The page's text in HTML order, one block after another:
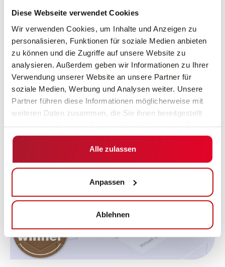
Diese Webseite verwendet Cookies
Wir verwenden Cookies, um Inhalte und Anzeigen zu
personalisieren, Funktionen für soziale Medien anbieten
zu können und die Zugriffe auf unsere Website zu
analysieren. Außerdem geben wir Informationen zu Ihrer
Verwendung unserer Website an unsere Partner für
soziale Medien, Werbung und Analysen weiter. Unsere
Partner führen diese Informationen möglicherweise mit
weiteren Daten zusammen, die Sie ihnen bereitgestellt
gesammelt haben.
Alle zulassen
Anpassen
Ablehnen
präsentieren und über die Entwicklung und
Produktion der Softwarelösungen NAVIOS und
ARCOS berichten.